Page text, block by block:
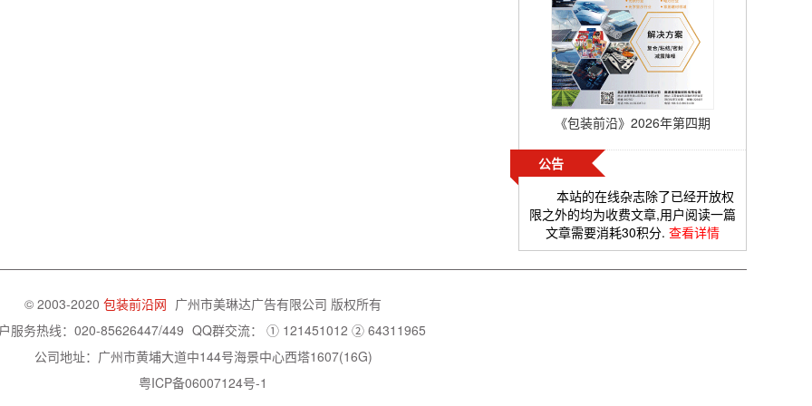
《包装前沿》2026年第四期
公告
本站的在线杂志除了已经开放权
限之外的均为收费文章,用户阅读一篇
文章需要消耗30积分. 查看详情
© 2003-2020 包装前沿网 广州市美琳达广告有限公司 版权所有
服务热线：020-85626447/449 QQ群交流： ① 121451012 ② 64311965
公司地址：广州市黄埔大道中144号海景中心西塔1607(16G)
粤ICP备06007124号-1